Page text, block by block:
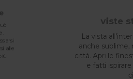
alle
viste
La vista
anche sublime,
città. Apri le
e fatti